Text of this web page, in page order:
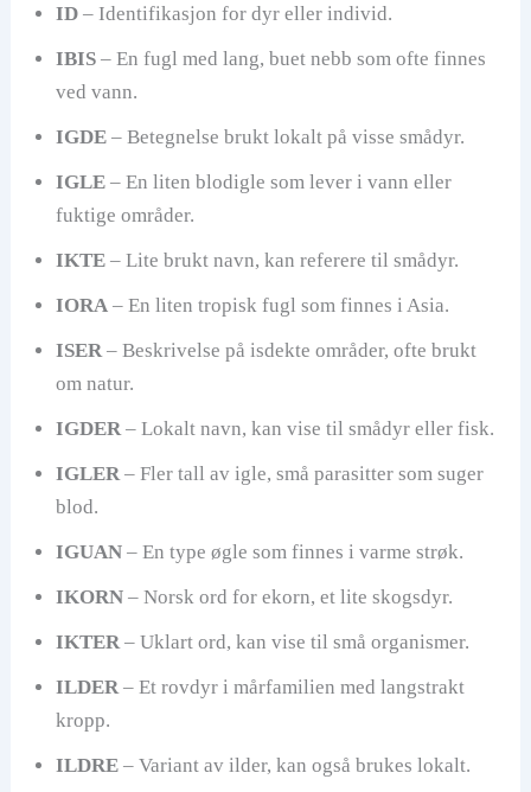
ID– Identifikasjon for dyr eller individ.
IBIS– En fugl med lang, buet nebb som ofte finnes
ved vann.
IGDE– Betegnelse brukt lokalt på visse smådyr.
IGLE– En liten blodigle som lever i vann eller
fuktige områder.
IKTE– Lite brukt navn, kan referere til smådyr.
IORA– En liten tropisk fugl som finnes i Asia.
ISER– Beskrivelse på isdekte områder, ofte brukt
om natur.
IGDER– Lokalt navn, kan vise til smådyr eller fisk.
IGLER– Fler tall av igle, små parasitter som suger
blod.
IGUAN– En type øgle som finnes i varme strøk.
IKORN– Norsk ord for ekorn, et lite skogsdyr.
IKTER– Uklart ord, kan vise til små organismer.
ILDER– Et rovdyr i mårfamilien med langstrakt
kropp.
ILDRE– Variant av ilder, kan også brukes lokalt.